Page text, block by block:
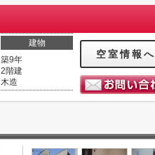
建物
築9年
2階建
木造
空室情報へ